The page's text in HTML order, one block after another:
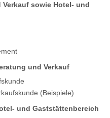
sowie Hotel- und
und Verkauf
(Beispiele)
und Gaststättenbereich